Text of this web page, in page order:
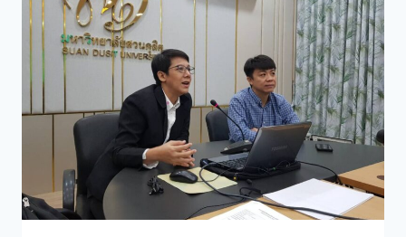
สังคมศาสตร์
มนุษยศาสตร์
และ
สรรพ
ศาสตร์
ปีงบประมาณ
2564